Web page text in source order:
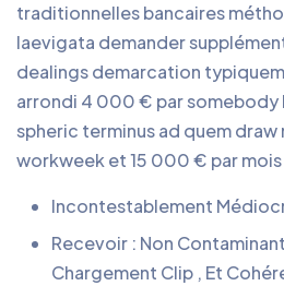
traditionnelles bancaires
laevigata demander
dealings demarcation
arrondi 4 000 € par somebody
spheric terminus ad quem
workweek et 15 000 € par mois
Incontestablement
Recevoir : Non
Chargement Clip , Et